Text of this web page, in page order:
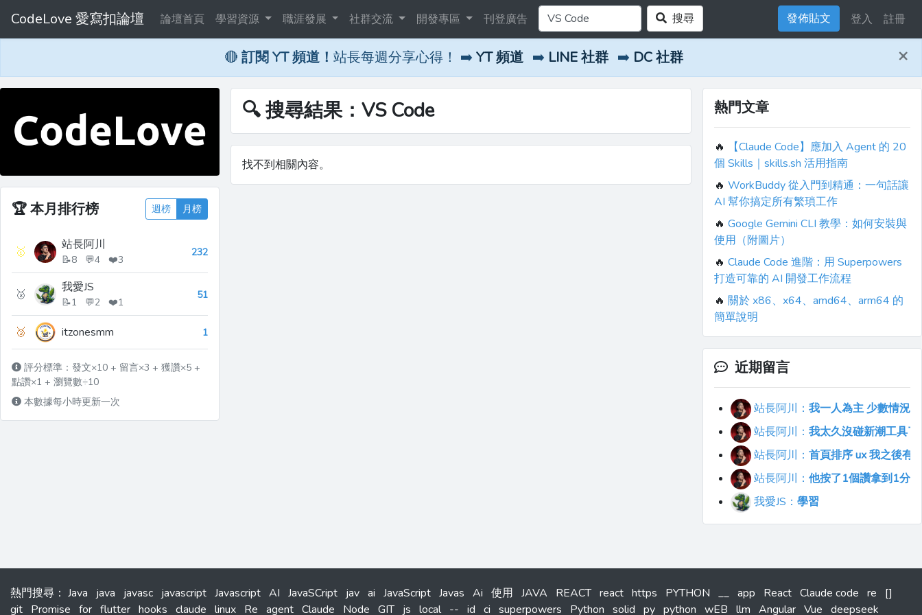
CodeLove 愛寫扣論壇 論壇首頁 學習資源 職涯發展 社群交流 開發專區 刊登廣告 搜尋 發佈貼文 登入 註冊
🔴 訂閱 YT 頻道！ 站長每週分享心得！ ➡️ YT 頻道 ➡️ LINE 社群 ➡️ DC 社群 ×
🏆本月排行榜 週榜 月榜
🥇 站長阿川
📝8 💬4 ❤️3
232
🥈 我愛JS
📝1 💬2 ❤️1
51
🥉 itzonesmm 1
評分標準：發文×10 + 留言×3 + 獲讚×5 +
點讚×1 + 瀏覽數÷10
本數據每小時更新一次
🔍 搜尋結果：VS Code
找不到相關內容。
熱門文章
🔥
【Claude Code】應加入 Agent 的 20
個 Skills｜skills.sh 活用指南
🔥 WorkBuddy 從入門到精通：一句話讓
AI 幫你搞定所有繁瑣工作
🔥 Google Gemini CLI 教學：如何安裝與
使用（附圖片）
🔥 Claude Code 進階：用 Superpowers
打造可靠的 AI 開發工作流程
🔥 關於 x86、x64、amd64、arm64 的
簡單說明
近期留言
站長阿川： 我一人為主 少數情況
站長阿川： 我太久沒碰新潮工具了
站長阿川： 首頁排序 ux 我之後有
站長阿川： 他按了1個讚拿到1分
我愛JS： 學習
熱門搜尋 ： Java java javasc javascript Javascript AI JavaSCript jav ai JavaScript Javas Ai 使用 JAVA REACT react https PYTHON __ app React Claude code re
[]
git Promise for flutter hooks claude linux Re agent Claude Node GIT js local -- id ci superpowers Python solid py python wEB llm Angular Vue deepseek